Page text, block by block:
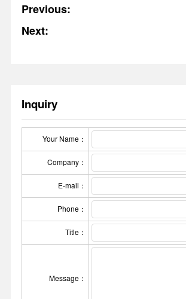
Previous:
Next:
Inquiry
Your Name：
Company：
E-mail：
Phone：
Title：
Message：